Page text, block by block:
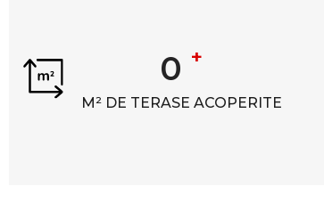
0 +
M² DE TERASE ACOPERITE